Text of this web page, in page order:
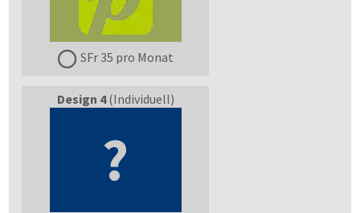
SFr 35 pro Monat
Design 4(Individuell)
?